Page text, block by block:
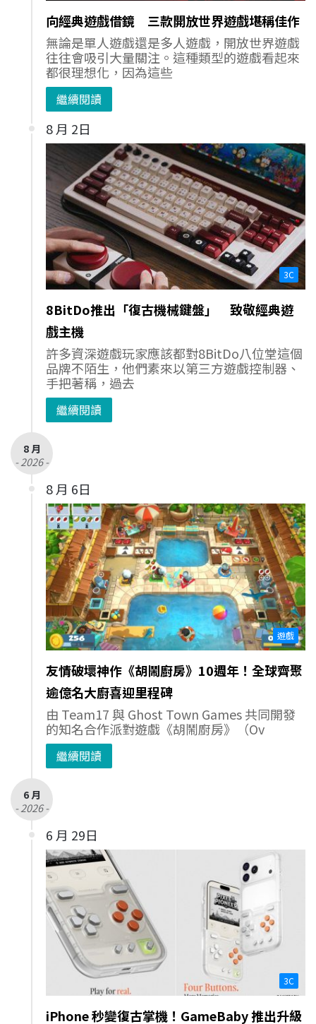
向經典遊戲借鏡 三款開放世界遊戲堪稱佳作
無論是單人遊戲還是多人遊戲，開放世界遊戲
往往會吸引大量關注。這種類型的遊戲看起來
都很理想化，因為這些
繼續閱讀
8 月 2日
3C
8BitDo推出「復古機械鍵盤」 致敬經典遊
戲主機
許多資深遊戲玩家應該都對8BitDo八位堂這個
品牌不陌生，他們素來以第三方遊戲控制器、
手把著稱，過去
繼續閱讀
8 月
- 2026 -
8 月 6日
遊戲
友情破壞神作《胡鬧廚房》10週年！全球齊聚
逾億名大廚喜迎里程碑
由 Team17 與 Ghost Town Games 共同開發
的知名合作派對遊戲《胡鬧廚房》（Ov
繼續閱讀
6 月
- 2026 -
6 月 29日
3C
iPhone 秒變復古掌機！GameBaby 推出升級